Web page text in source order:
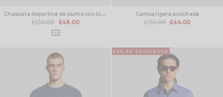
Chaqueta deportiva de punto con logo en malla
£120.00 £48.00
Camisa ligera acolchada
£115.00 £46.00
60% DE DESCUENTO